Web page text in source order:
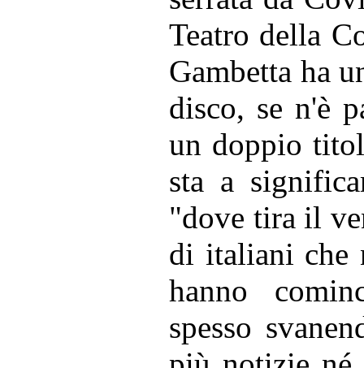
Teatro della
Gambetta ha
disco, se n'è
un doppio
sta a
"dove tira il
di italiani che
hanno
spesso